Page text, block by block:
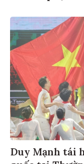
Duy Mạnh tái